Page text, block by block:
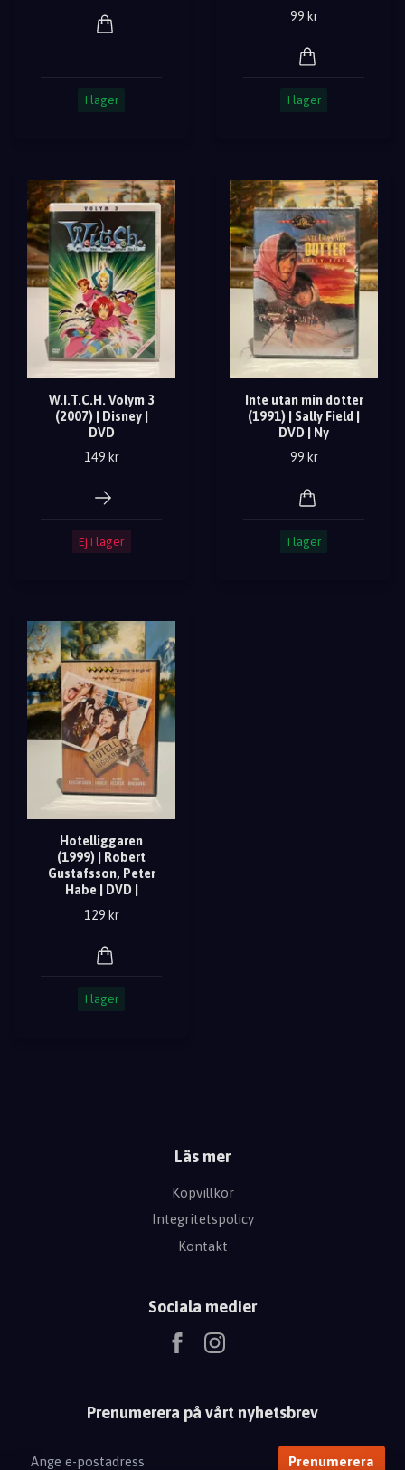
I lager
99 kr
I lager
W.I.T.C.H. Volym 3
(2007) | Disney |
DVD
149 kr
Ej i lager
Inte utan min dotter
(1991) | Sally Field |
DVD | Ny
99 kr
I lager
Hotelliggaren
(1999) | Robert
Gustafsson, Peter
Habe | DVD |
129 kr
I lager
Läs mer
Köpvillkor
Integritetspolicy
Kontakt
Sociala medier
Prenumerera på vårt nyhetsbrev
Prenumerera